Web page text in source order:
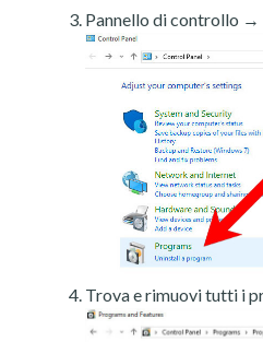
Pannello di controllo →
Trova e rimuovi tutti i